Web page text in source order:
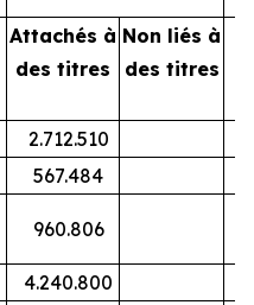
Attachés à
des titres
Non liés à
des titres
2.712.510
567.484
960.806
4.240.800